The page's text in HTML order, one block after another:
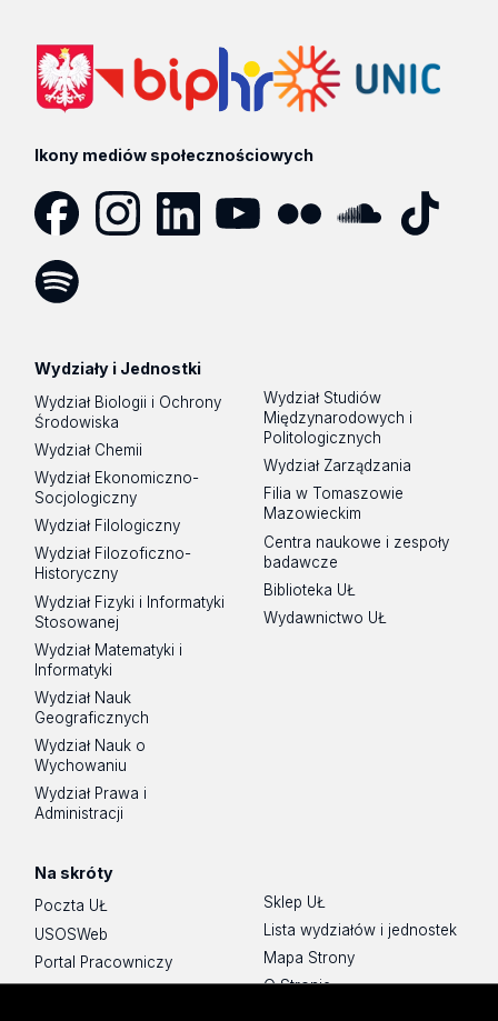
Ikony mediów społecznościowych
Wydziały i Jednostki
Wydział Biologii i Ochrony
Środowiska
Wydział Chemii
Wydział Ekonomiczno-
Socjologiczny
Wydział Filologiczny
Wydział Filozoficzno-
Historyczny
Wydział Fizyki i Informatyki
Stosowanej
Wydział Matematyki i
Informatyki
Wydział Nauk
Geograficznych
Wydział Nauk o
Wychowaniu
Wydział Prawa i
Administracji
Wydział Studiów
Międzynarodowych i
Politologicznych
Wydział Zarządzania
Filia w Tomaszowie
Mazowieckim
Centra naukowe i zespoły
badawcze
Biblioteka UŁ
Wydawnictwo UŁ
Na skróty
Poczta UŁ
USOSWeb
Portal Pracowniczy
Baza Aktów Własnych
Sklep UŁ
Lista wydziałów i jednostek
Mapa Strony
O Stronie